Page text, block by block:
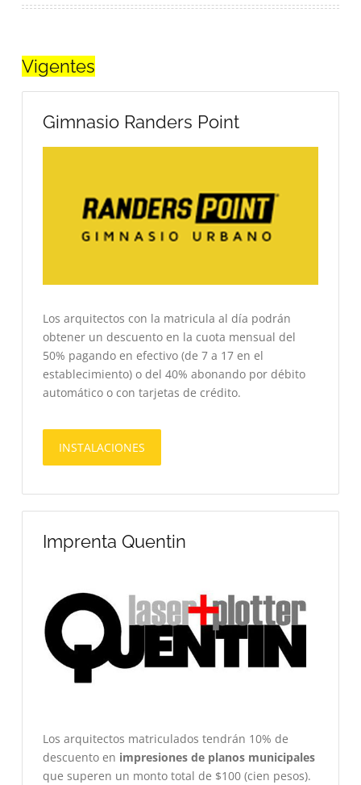
Vigentes
Gimnasio Randers Point
Los arquitectos con la matricula al día podrán
obtener un descuento en la cuota mensual del
50% pagando en efectivo (de 7 a 17 en el
establecimiento) o del 40% abonando por débito
automático o con tarjetas de crédito.
INSTALACIONES
Imprenta Quentin
Los arquitectos matriculados tendrán 10% de
descuento en impresiones de planos municipales
que superen un monto total de $100 (cien pesos).